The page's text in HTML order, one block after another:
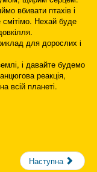
вбивати птахів і
Нехай буде
для дорослих і
і давайте будемо
реакція,
всій планеті.
Наступна